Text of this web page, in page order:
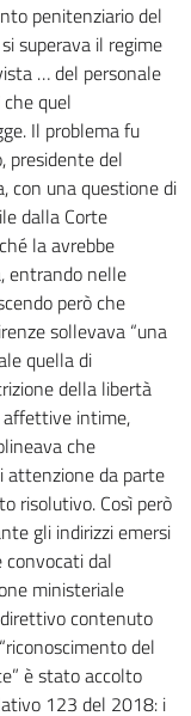
penitenziario del
superava il regime
… del personale
quel
Il problema fu
presidente del
con una questione di
dalla Corte
la avrebbe
entrando nelle
però che
sollevava “una
quella di
della libertà
affettive intime,
che
attenzione da parte
risolutivo. Così però
gli indirizzi emersi
convocati dal
ministeriale
contenuto
del
è stato accolto
123 del 2018: i